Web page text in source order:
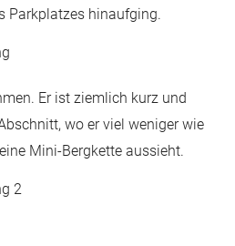
Parkplatzes hinaufging.
Er ist ziemlich kurz und
wo er viel weniger wie
Mini-Bergkette aussieht.